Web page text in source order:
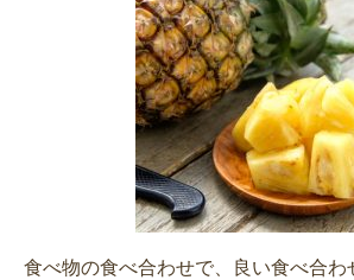
食べ物の食べ合わせで、良い食べ合わ